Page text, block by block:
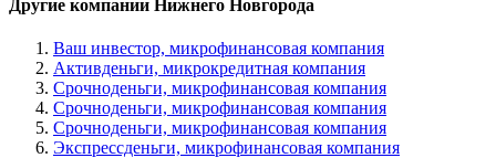
Другие компании Нижнего Новгорода
Ваш инвестор, микрофинансовая компания
Активденьги, микрокредитная компания
Срочноденьги, микрофинансовая компания
Срочноденьги, микрофинансовая компания
Срочноденьги, микрофинансовая компания
Экспрессденьги, микрофинансовая компания